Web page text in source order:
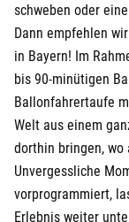
schweben oder
Dann empfehlen
in Bayern! Im
bis 90-minütigen
Ballonfahrertaufe
Welt aus einem
dorthin bringen, wo
Unvergessliche
vorprogrammiert,
Erlebnis weiter